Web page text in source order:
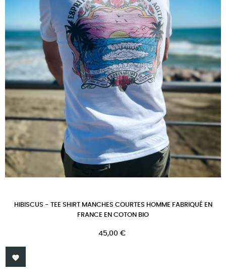
HIBISCUS - TEE SHIRT MANCHES COURTES HOMME FABRIQUÉ EN
FRANCE EN COTON BIO
Prix
45,00 €
